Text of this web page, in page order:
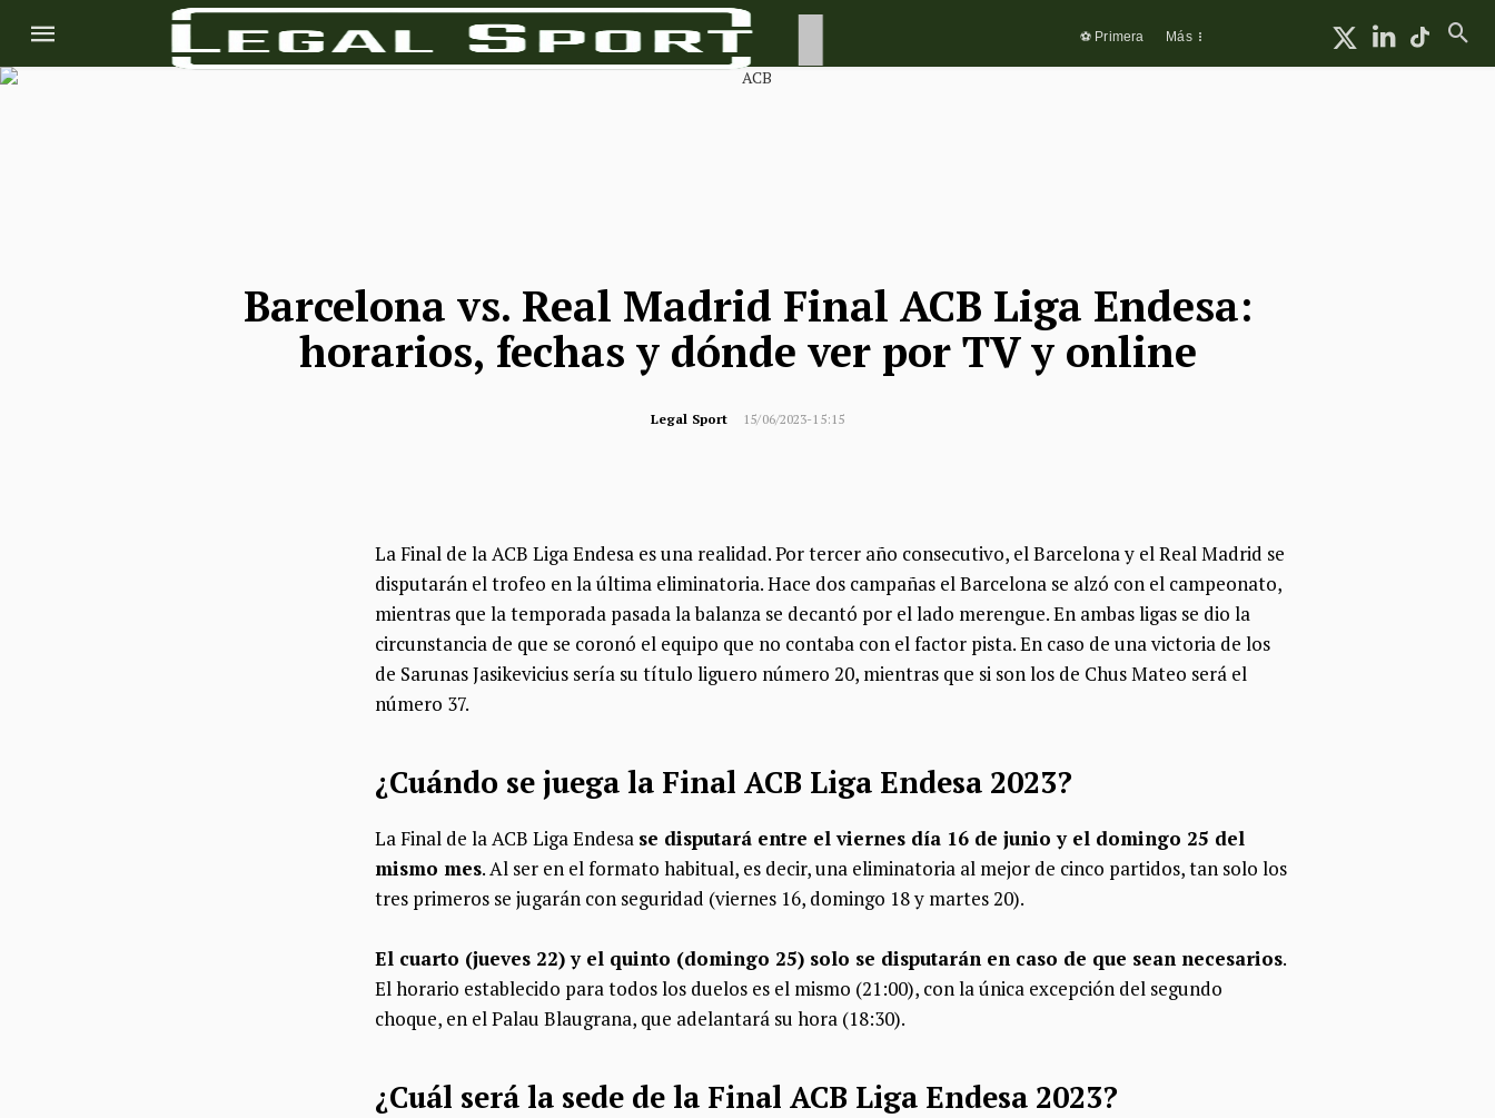
⚽ Primera Más
Barcelona vs. Real Madrid Final ACB Liga Endesa:
horarios, fechas y dónde ver por TV y online
Legal Sport 15/06/2023-15:15
La Final de la ACB Liga Endesa es una realidad. Por tercer año consecutivo, el Barcelona y el Real Madrid se
disputarán el trofeo en la última eliminatoria. Hace dos campañas el Barcelona se alzó con el campeonato,
mientras que la temporada pasada la balanza se decantó por el lado merengue. En ambas ligas se dio la
circunstancia de que se coronó el equipo que no contaba con el factor pista. En caso de una victoria de los
de Sarunas Jasikevicius sería su título liguero número 20, mientras que si son los de Chus Mateo será el
número 37.
¿Cuándo se juega la Final ACB Liga Endesa 2023?
La Final de la ACB Liga Endesa se disputará entre el viernes día 16 de junio y el domingo 25 del
mismo mes. Al ser en el formato habitual, es decir, una eliminatoria al mejor de cinco partidos, tan solo los
tres primeros se jugarán con seguridad (viernes 16, domingo 18 y martes 20).
El cuarto (jueves 22) y el quinto (domingo 25) solo se disputarán en caso de que sean necesarios.
El horario establecido para todos los duelos es el mismo (21:00), con la única excepción del segundo
choque, en el Palau Blaugrana, que adelantará su hora (18:30).
¿Cuál será la sede de la Final ACB Liga Endesa 2023?